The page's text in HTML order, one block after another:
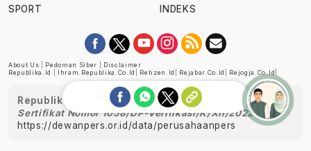
SPORT
INDEKS
About Us Pedoman Siber
Disclaimer
Republika.id
Ihram.republika.co.id Retizen.id Rejabar.co.id Rejogja.co.id
Republika telah diverifikasi oleh Dewan Pers
Sertifikat Nomor 1058/DP-Verifikasi/K/XII/2022
https://dewanpers.or.id/data/perusahaanpers
Ask me!